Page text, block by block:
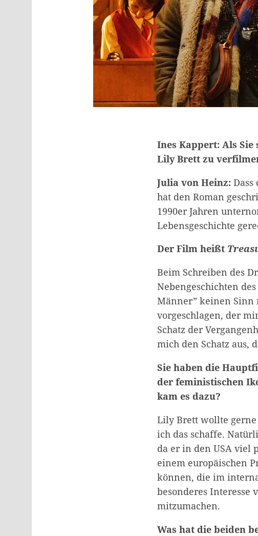
Ines Kappert: Als Sie
Lily Brett zu
Julia von Heinz:
hat den Roman
1990er Jahren
Lebensgeschichte
Der Film heißt
Beim Schreiben des
Nebengeschichten
Männer” keinen Sinn
vorgeschlagen, der
Schatz der
mich den Schatz aus,
Sie haben die
der feministischen
kam es dazu?
Lily Brett wollte gerne
ich das schaffe.
da er in den USA viel
einem europäischen
können, die im
besonderes Interesse
mitzumachen.
Was hat die beiden